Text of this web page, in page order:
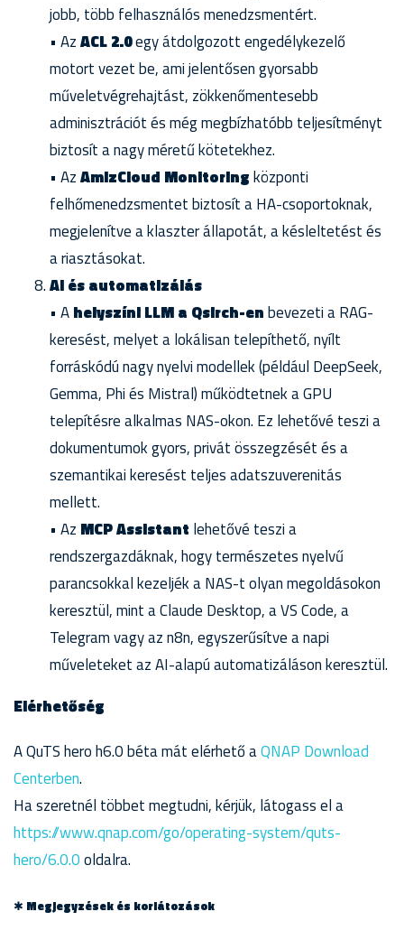
jobb, több felhasználós menedzsmentért.
• AzACL 2.0egy átdolgozott engedélykezelő
motort vezet be, ami jelentősen gyorsabb
műveletvégrehajtást, zökkenőmentesebb
adminisztrációt és még megbízhatóbb teljesítményt
biztosít a nagy méretű kötetekhez.
• AzAmizCloud Monitoringközponti
felhőmenedzsmentet biztosít a HA-csoportoknak,
megjelenítve a klaszter állapotát, a késleltetést és
a riasztásokat.
AI és automatizálás
• Ahelyszíni LLM a Qsirch-enbevezeti a RAG-
keresést, melyet a lokálisan telepíthető, nyílt
forráskódú nagy nyelvi modellek (például DeepSeek,
Gemma, Phi és Mistral) működtetnek a GPU
telepítésre alkalmas NAS-okon. Ez lehetővé teszi a
dokumentumok gyors, privát összegzését és a
szemantikai keresést teljes adatszuverenitás
mellett.
• Az MCP Assistant lehetővé teszi a
rendszergazdáknak, hogy természetes nyelvű
parancsokkal kezeljék a NAS-t olyan megoldásokon
keresztül, mint a Claude Desktop, a VS Code, a
Telegram vagy az n8n, egyszerűsítve a napi
műveleteket az AI-alapú automatizáláson keresztül.
Elérhetőség
A QuTS hero h6.0 béta mát elérhető aQNAP Download
Centerben.
Ha szeretnél többet megtudni, kérjük, látogass el a
https://www.qnap.com/go/operating-system/quts-
hero/6.0.0oldalra.
✱ Megjegyzések és korlátozások